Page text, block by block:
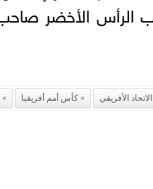
الاتحاد الأفريقي كأس أمم أفريقيا